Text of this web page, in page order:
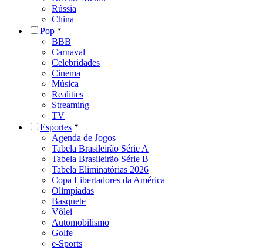
Rússia
China
Pop
BBB
Carnaval
Celebridades
Cinema
Música
Realities
Streaming
TV
Esportes
Agenda de Jogos
Tabela Brasileirão Série A
Tabela Brasileirão Série B
Tabela Eliminatórias 2026
Copa Libertadores da América
Olimpíadas
Basquete
Vôlei
Automobilismo
Golfe
e-Sports